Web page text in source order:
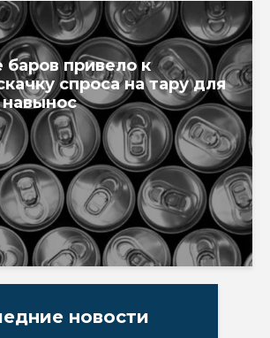
баров привело к
спроса на тару для
новости